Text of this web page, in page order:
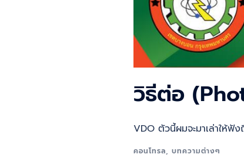
วิธีต่อ
VDO ตัวนี้ผมจะมาเล่าให้
คอนโทรล, บทความต่างๆ